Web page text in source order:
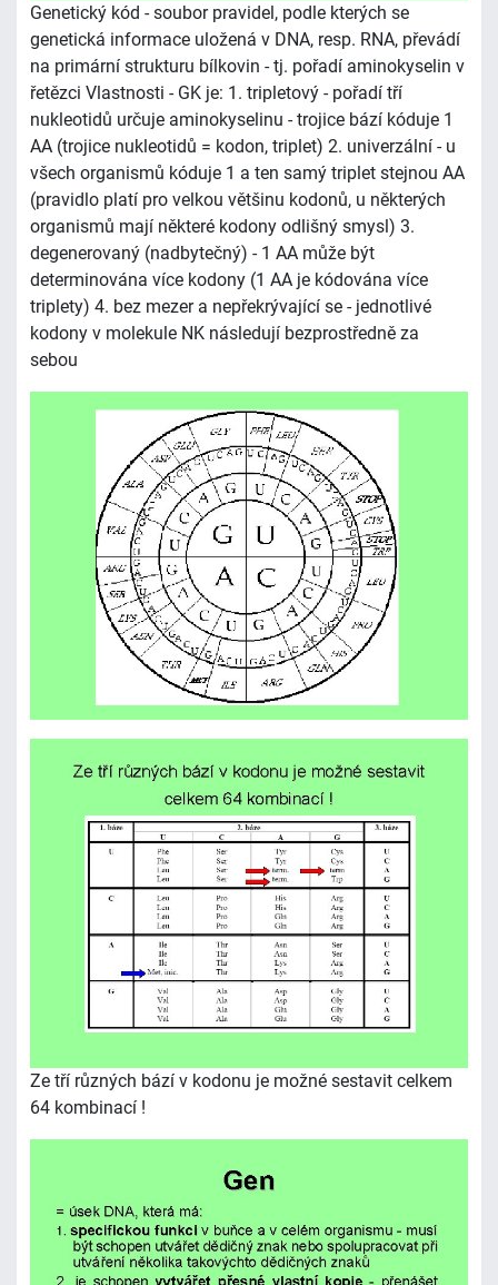
Genetický kód - soubor pravidel, podle kterých se
genetická informace uložená v DNA, resp. RNA, převádí
na primární strukturu bílkovin - tj. pořadí aminokyselin v
řetězci Vlastnosti - GK je: 1. tripletový - pořadí tří
nukleotidů určuje aminokyselinu - trojice bází kóduje 1
AA (trojice nukleotidů = kodon, triplet) 2. univerzální - u
všech organismů kóduje 1 a ten samý triplet stejnou AA
(pravidlo platí pro velkou většinu kodonů, u některých
organismů mají některé kodony odlišný smysl) 3.
degenerovaný (nadbytečný) - 1 AA může být
determinována více kodony (1 AA je kódována více
triplety) 4. bez mezer a nepřekrývající se - jednotlivé
kodony v molekule NK následují bezprostředně za
sebou
Ze tří různých bází v kodonu je možné sestavit celkem
64 kombinací !